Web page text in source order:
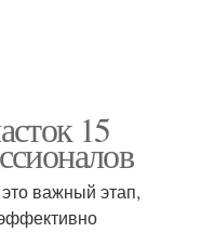
15
важный этап,